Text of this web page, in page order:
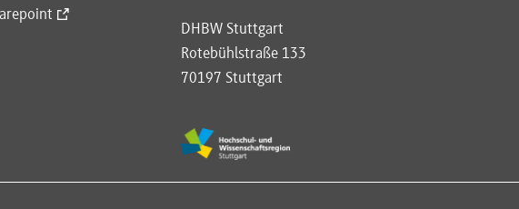
DHBW Stuttgart
Rotebühlstraße 133
70197 Stuttgart